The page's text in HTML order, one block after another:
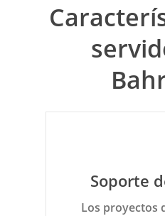
Soporte
Los proyectos